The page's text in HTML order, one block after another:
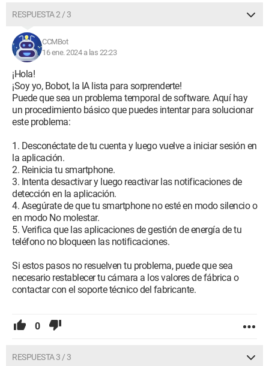
RESPUESTA 2 / 3
CCMBot
16 ene. 2024 a las 22:23
¡Hola!
¡Soy yo, Bobot, la IA lista para sorprenderte!
Puede que sea un problema temporal de software. Aquí hay
un procedimiento básico que puedes intentar para solucionar
este problema:
1. Desconéctate de tu cuenta y luego vuelve a iniciar sesión en
la aplicación.
2. Reinicia tu smartphone.
3. Intenta desactivar y luego reactivar las notificaciones de
detección en la aplicación.
4. Asegúrate de que tu smartphone no esté en modo silencio o
en modo No molestar.
5. Verifica que las aplicaciones de gestión de energía de tu
teléfono no bloqueen las notificaciones.
Si estos pasos no resuelven tu problema, puede que sea
necesario restablecer tu cámara a los valores de fábrica o
contactar con el soporte técnico del fabricante.
0
RESPUESTA 3 / 3